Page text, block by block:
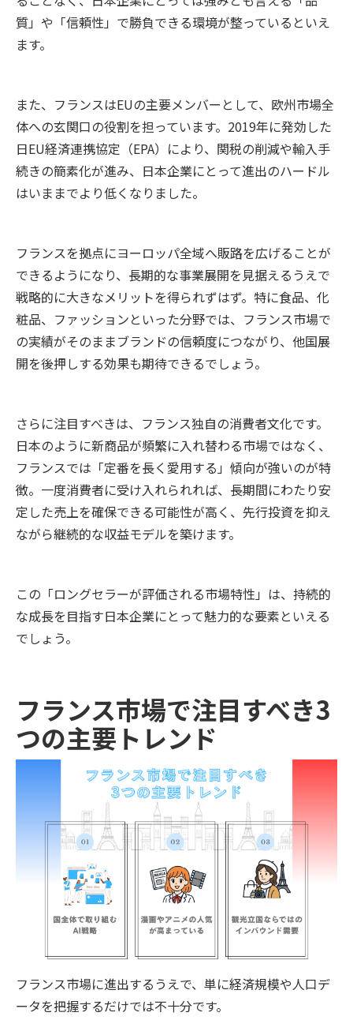
質」や「信頼性」で勝負できる環境が整っているといえ
ます。
また、フランスはEUの主要メンバーとして、欧州市場全
体への玄関口の役割を担っています。2019年に発効した
日EU経済連携協定（EPA）により、関税の削減や輸入手
続きの簡素化が進み、日本企業にとって進出のハードル
はいままでより低くなりました。
フランスを拠点にヨーロッパ全域へ販路を広げることが
できるようになり、長期的な事業展開を見据えるうえで
戦略的に大きなメリットを得られずはず。特に食品、化
粧品、ファッションといった分野では、フランス市場で
の実績がそのままブランドの信頼度につながり、他国展
開を後押しする効果も期待できるでしょう。
さらに注目すべきは、フランス独自の消費者文化です。
日本のように新商品が頻繁に入れ替わる市場ではなく、
フランスでは「定番を長く愛用する」傾向が強いのが特
徴。一度消費者に受け入れられれば、長期間にわたり安
定した売上を確保できる可能性が高く、先行投資を抑え
ながら継続的な収益モデルを築けます。
この「ロングセラーが評価される市場特性」は、持続的
な成長を目指す日本企業にとって魅力的な要素といえる
でしょう。
フランス市場で注目すべき3
つの主要トレンド
フランス市場に進出するうえで、単に経済規模や人口デ
ータを把握するだけでは不十分です。